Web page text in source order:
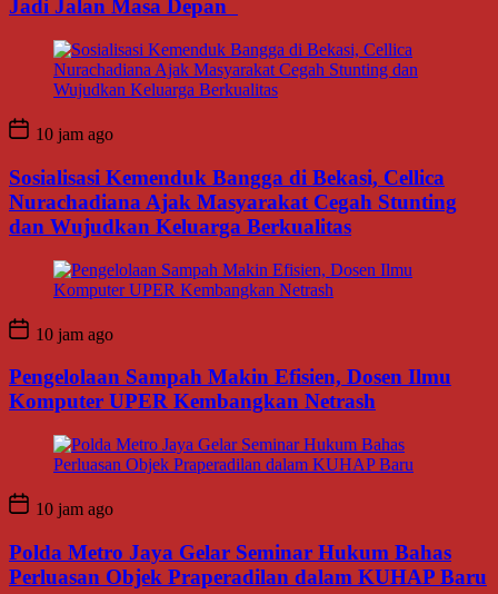
Jadi Jalan Masa Depan
10 jam ago
Sosialisasi Kemenduk Bangga di Bekasi, Cellica
Nurachadiana Ajak Masyarakat Cegah Stunting
dan Wujudkan Keluarga Berkualitas
10 jam ago
Pengelolaan Sampah Makin Efisien, Dosen Ilmu
Komputer UPER Kembangkan Netrash
10 jam ago
Polda Metro Jaya Gelar Seminar Hukum Bahas
Perluasan Objek Praperadilan dalam KUHAP Baru